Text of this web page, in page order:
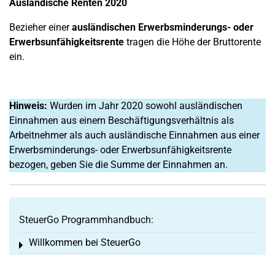
Ausländische Renten 2020
Bezieher einerausländischen Erwerbsminderungs- oder
Erwerbsunfähigkeitsrente tragen die Höhe der Bruttorente
ein.
Hinweis: Wurden im Jahr 2020 sowohl ausländischen
Einnahmen aus einem Beschäftigungsverhältnis als
Arbeitnehmer als auch ausländische Einnahmen aus einer
Erwerbsminderungs- oder Erwerbsunfähigkeitsrente
bezogen, geben Sie die Summe der Einnahmen an.
SteuerGo Programmhandbuch:
Willkommen bei SteuerGo
Toggle menu